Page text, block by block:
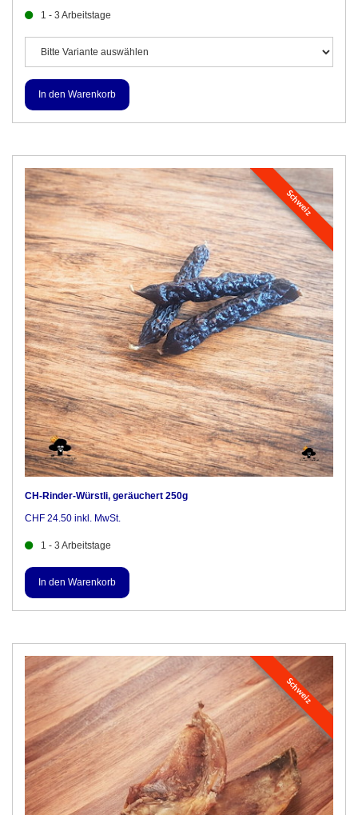
1 - 3 Arbeitstage
Schweiz
CH-Rinder-Würstli, geräuchert 250g
CHF 24.50 inkl. MwSt.
1 - 3 Arbeitstage
Schweiz